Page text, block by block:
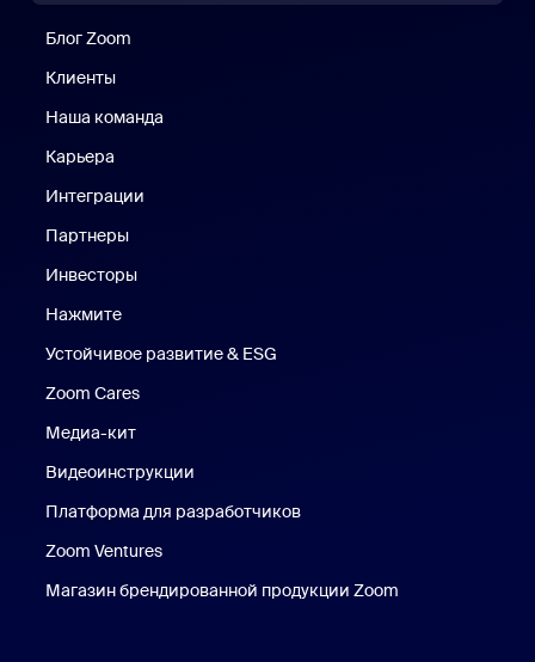
Блог Zoom
Клиенты
Наша команда
Карьера
Интеграции
Партнеры
Инвесторы
Нажмите
Устойчивое развитие & ESG
Zoom Cares
Медиа-кит
Видеоинструкции
Платформа для разработчиков
Zoom Ventures
Магазин брендированной продукции Zoom